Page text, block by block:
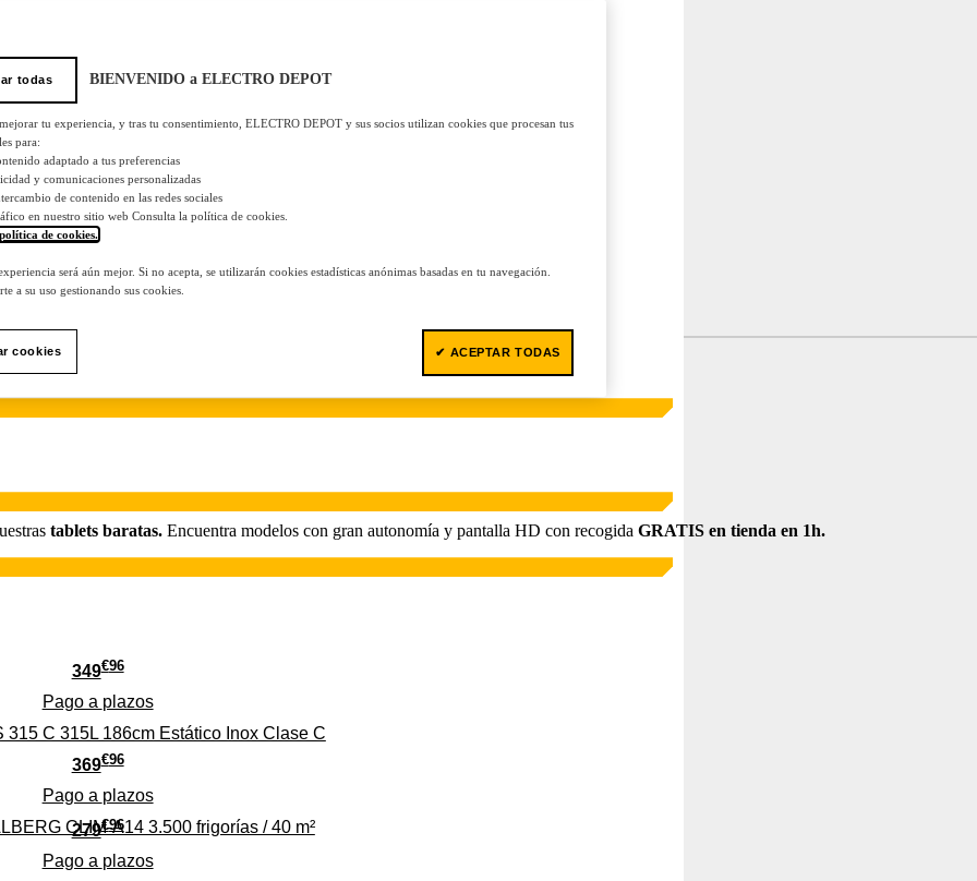
279€96
Pago a plazos
349€96
Pago a plazos
C 315L 186cm Estático Inox Clase C
369€96
Pago a plazos
CLIM-A14 3.500 frigorías / 40 m²
tablets baratas. Encuentra modelos con gran autonomía y pantalla HD con recogida GRATIS en tienda en 1h.
todas BIENVENIDO a ELECTRO DEPOT
tu experiencia, y tras tu consentimiento, ELECTRO DEPOT y sus socios utilizan cookies que procesan tus
para:
adaptado a tus preferencias
y comunicaciones personalizadas
de contenido en las redes sociales
en nuestro sitio web Consulta la política de cookies.
de cookies.
será aún mejor. Si no acepta, se utilizarán cookies estadísticas anónimas basadas en tu navegación.
a su uso gestionando sus cookies.
cookies ✔ ACEPTAR TODAS